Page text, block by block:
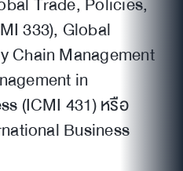
333), Global
Chain Management
in
(ICMI 431) หรือ
Business